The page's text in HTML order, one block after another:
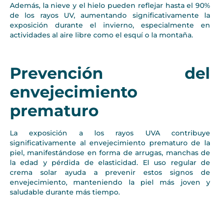
Además, la nieve y el hielo pueden reflejar hasta el 90%
de los rayos UV, aumentando significativamente la
exposición durante el invierno, especialmente en
actividades al aire libre como el esquí o la montaña.
Prevención del
envejecimiento
prematuro
La exposición a los rayos UVA contribuye
significativamente al envejecimiento prematuro de la
piel, manifestándose en forma de arrugas, manchas de
la edad y pérdida de elasticidad. El uso regular de
crema solar ayuda a prevenir estos signos de
envejecimiento, manteniendo la piel más joven y
saludable durante más tiempo.